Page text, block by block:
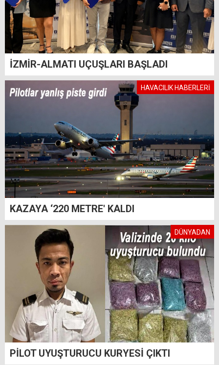
İZMİR-ALMATI UÇUŞLARI BAŞLADI
HAVACILIK HABERLERİ
KAZAYA ‘220 METRE' KALDI
DÜNYADAN
PİLOT UYUŞTURUCU KURYESİ ÇIKTI